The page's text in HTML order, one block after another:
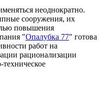
неоднократно.
сооружения, их
повышения
"Опалубка 77" готова
работ на
рационализации